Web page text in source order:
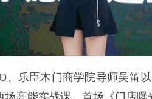
乐臣木门商学院导师吴笛以
场高能实战课。首场《门店